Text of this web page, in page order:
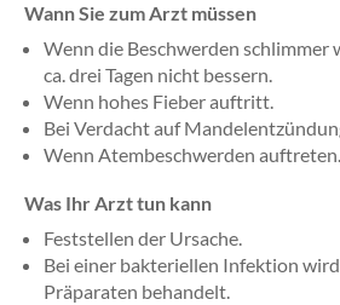
Wann Sie zum Arzt müssen
Wenn die Beschwerden schlimmer
ca. drei Tagen nicht bessern.
Wenn hohes Fieber auftritt.
Bei Verdacht auf
Wenn Atembeschwerden auftreten.
Was Ihr Arzt tun kann
Feststellen der Ursache.
Bei einer bakteriellen Infektion
Präparaten behandelt.